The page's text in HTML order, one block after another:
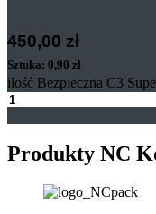
450,00 zł
Sztuka: 0,90 zł
ilość Bezpieczna C3
Produkty NC